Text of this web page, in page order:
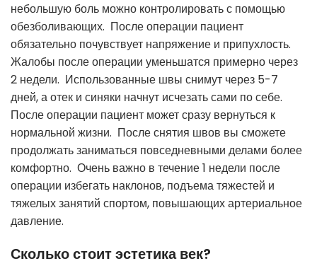
небольшую боль можно контролировать с помощью
обезболивающих. После операции пациент
обязательно почувствует напряжение и припухлость.
Жалобы после операции уменьшатся примерно через
2 недели. Использованные швы снимут через 5-7
дней, а отек и синяки начнут исчезать сами по себе.
После операции пациент может сразу вернуться к
нормальной жизни. После снятия швов вы сможете
продолжать заниматься повседневными делами более
комфортно. Очень важно в течение 1 недели после
операции избегать наклонов, подъема тяжестей и
тяжелых занятий спортом, повышающих артериальное
давление.
Сколько стоит эстетика век?